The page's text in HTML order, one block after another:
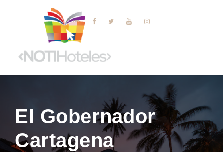
El Gobernador
Cartagena